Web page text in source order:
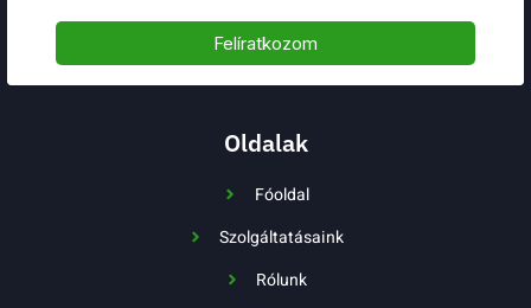
Oldalak
Fóoldal
Szolgáltatásaink
Rólunk